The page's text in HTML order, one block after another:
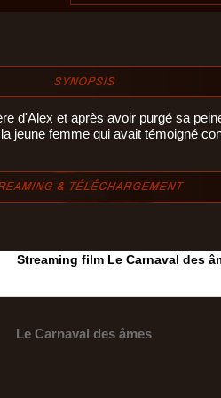
d'Alex et après avoir purgé sa
jeune femme qui avait témoigné
Streaming film Le Carnaval des
Le Carnaval des âmes